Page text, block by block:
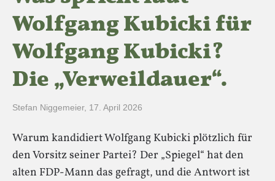
Wolfgang Kubicki für
Wolfgang Kubicki?
Die „Verweildauer“.
Stefan Niggemeier, 17. April 2026
Warum kandidiert Wolfgang Kubicki plötzlich für
den Vorsitz seiner Partei? Der „Spiegel“ hat den
alten FDP-Mann das gefragt, und die Antwort ist